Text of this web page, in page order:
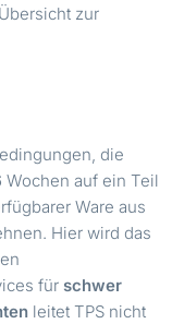
zur
die
Wochen auf ein Teil
Ware aus
Hier wird das
für schwer
leitet TPS nicht